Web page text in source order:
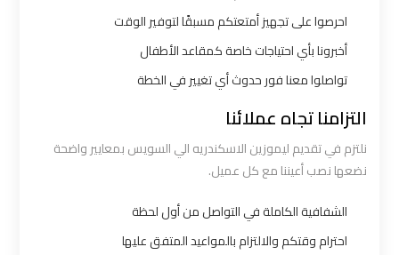
احرصوا على تجهيز أمتعتكم مسبقًا لتوفير الوقت
أخبرونا بأي احتياجات خاصة كمقاعد الأطفال
تواصلوا معنا فور حدوث أي تغيير في الخطة
التزامنا تجاه عملائنا
نلتزم في تقديم ليموزين الاسكندريه الي السويس بمعايير واضحة
نضعها نصب أعيننا مع كل عميل.
الشفافية الكاملة في التواصل من أول لحظة
احترام وقتكم والالتزام بالمواعيد المتفق عليها
الاسكندريه
الاسكندريه
السويس
الاسكندريه